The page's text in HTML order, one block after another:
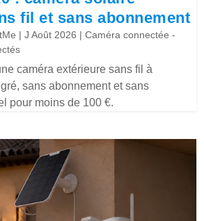
fil et sans abonnement
|J Août 2026 |Caméra connectée -
caméra extérieure sans fil à
sans abonnement et sans
pour moins de 100 €.